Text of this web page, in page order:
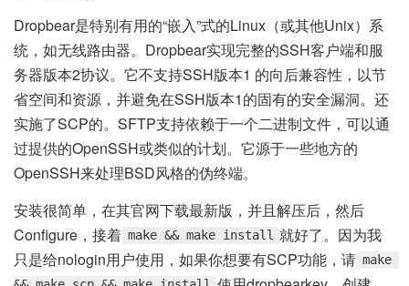
Dropbear是特别有用的“嵌入”式的Linux（或其他Unix）系
统，如无线路由器。Dropbear实现完整的SSH客户端和服
务器版本2协议。它不支持SSH版本1 的向后兼容性，以节
省空间和资源，并避免在SSH版本1的固有的安全漏洞。还
实施了SCP的。SFTP支持依赖于一个二进制文件，可以通
过提供的OpenSSH或类似的计划。它源于一些地方的
OpenSSH来处理BSD风格的伪终端。
安装很简单，在其官网下载最新版，并且解压后，然后
Configure，接着 make && make install 就好了。因为我
只是给nologin用户使用，如果你想要有SCP功能，请 make